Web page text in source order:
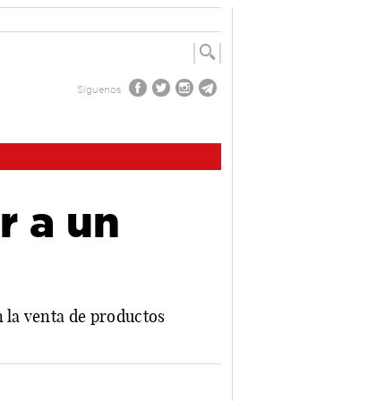
Síguenos
a un
la venta de productos